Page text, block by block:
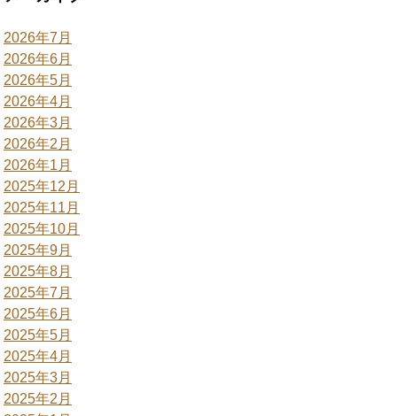
2026年7月
2026年6月
2026年5月
2026年4月
2026年3月
2026年2月
2026年1月
2025年12月
2025年11月
2025年10月
2025年9月
2025年8月
2025年7月
2025年6月
2025年5月
2025年4月
2025年3月
2025年2月